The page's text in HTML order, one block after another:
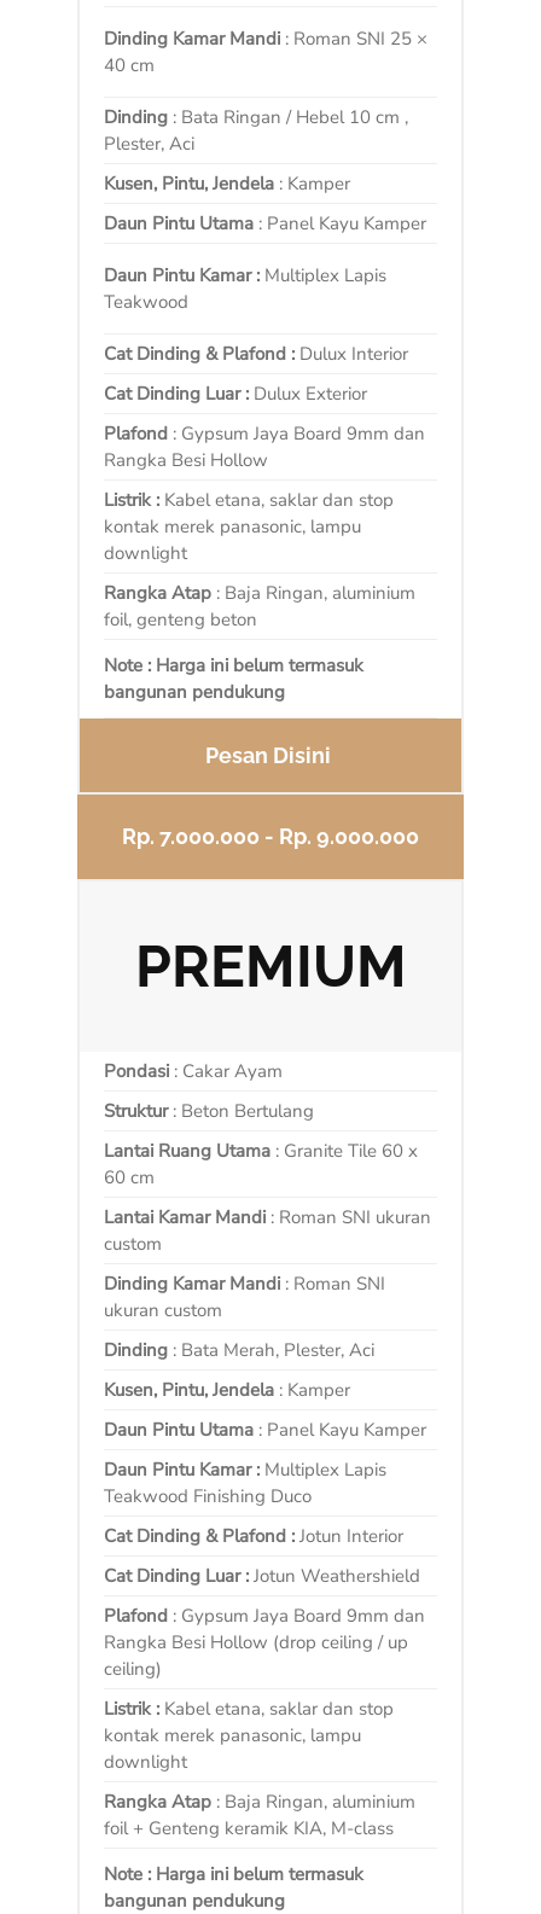
Dinding Kamar Mandi : Roman SNI 25 ×
40 cm
Dinding : Bata Ringan / Hebel 10 cm ,
Plester, Aci
Kusen, Pintu, Jendela : Kamper
Daun Pintu Utama : Panel Kayu Kamper
Daun Pintu Kamar : Multiplex Lapis
Teakwood
Cat Dinding & Plafond : Dulux Interior
Cat Dinding Luar : Dulux Exterior
Plafond : Gypsum Jaya Board 9mm dan
Rangka Besi Hollow
Listrik : Kabel etana, saklar dan stop
kontak merek panasonic, lampu
downlight
Rangka Atap : Baja Ringan, aluminium
foil, genteng beton
Note : Harga ini belum termasuk
bangunan pendukung
Pesan Disini
Rp. 7.000.000 - Rp. 9.000.000
PREMIUM
Pondasi : Cakar Ayam
Struktur: Beton Bertulang
Lantai Ruang Utama : Granite Tile 60 x
60 cm
Lantai Kamar Mandi : Roman SNI ukuran
custom
Dinding Kamar Mandi : Roman SNI
ukuran custom
Dinding : Bata Merah, Plester, Aci
Kusen, Pintu, Jendela : Kamper
Daun Pintu Utama : Panel Kayu Kamper
Daun Pintu Kamar : Multiplex Lapis
Teakwood Finishing Duco
Cat Dinding & Plafond : Jotun Interior
Cat Dinding Luar : Jotun Weathershield
Plafond : Gypsum Jaya Board 9mm dan
Rangka Besi Hollow (drop ceiling / up
ceiling)
Listrik : Kabel etana, saklar dan stop
kontak merek panasonic, lampu
downlight
Rangka Atap : Baja Ringan, aluminium
foil + Genteng keramik KIA, M-class
Note : Harga ini belum termasuk
bangunan pendukung